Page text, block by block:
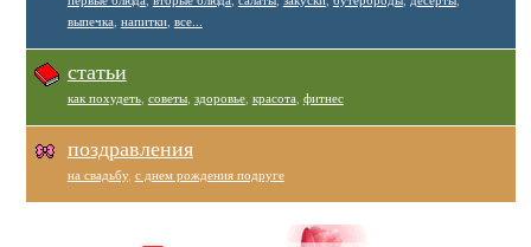
выпечка напитки, все...
статьи
как похудеть, советы, здоровье, красота фитнес
поздравления
на свадьбу, с днем рождения подруге